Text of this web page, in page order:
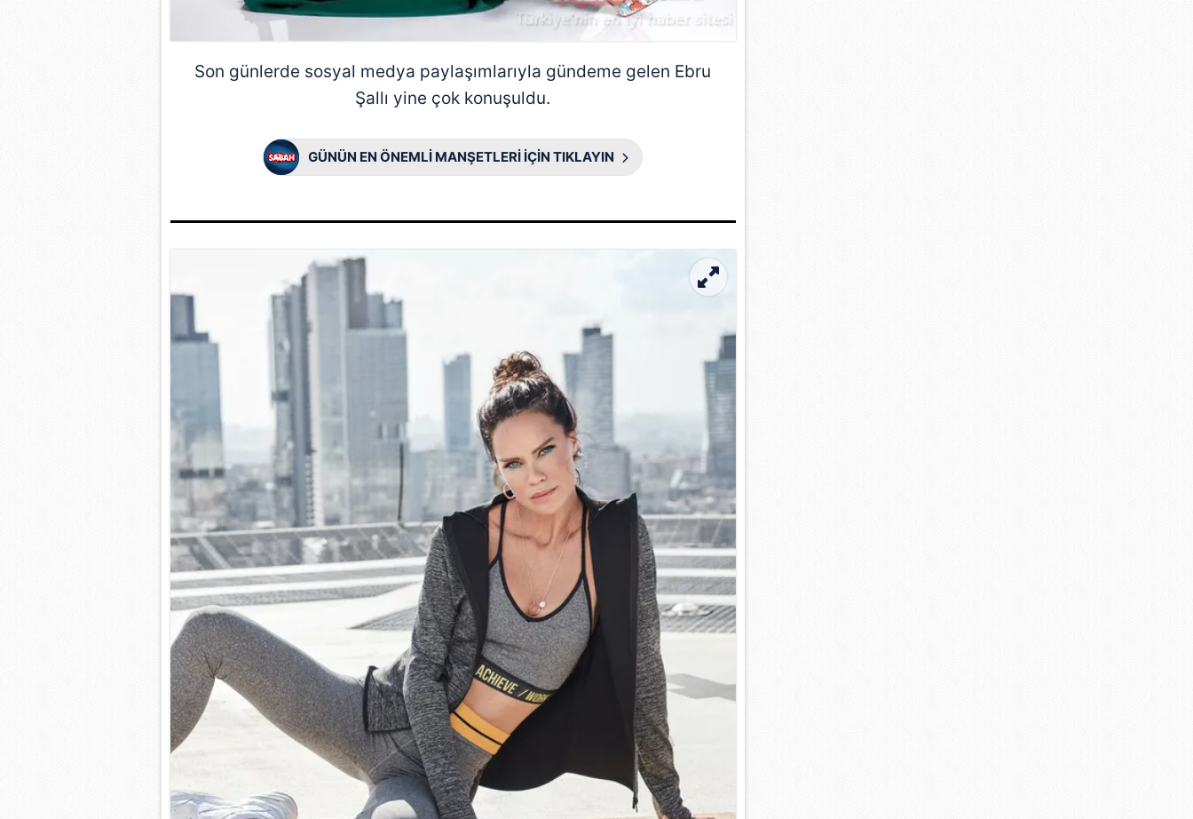
6698 sayılı Kişisel Verilerin Korunması Kanunu uyarınca hazırlanmış Aydınlatma Metnimizi okumak ve sitemizde ilgili
mevzuata uygun olarak kullanılan çerezlerle ilgili bilgi almak için lütfen
Son günlerde sosyal medya paylaşımlarıyla gündeme gelen Ebru
Şallı yine çok konuşuldu.
GÜNÜN EN ÖNEMLİ MANŞETLERİ İÇİN TIKLAYIN